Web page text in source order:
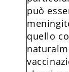
può
quello